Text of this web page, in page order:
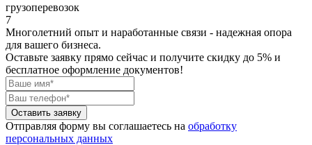
грузоперевозок
7
Многолетний опыт и наработанные связи - надежная опора
для вашего бизнеса.
Оставьте заявку прямо сейчас и получите скидку до 5% и
бесплатное оформление документов!
Оставить заявку
Отправляя форму вы соглашаетесь на обработку
персональных данных